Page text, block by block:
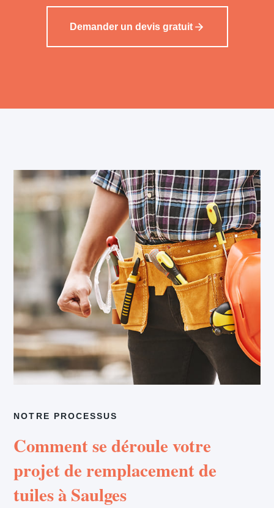
Demander un devis gratuit
NOTRE PROCESSUS
Comment se déroule votre
projet de remplacement de
tuiles à Saulges